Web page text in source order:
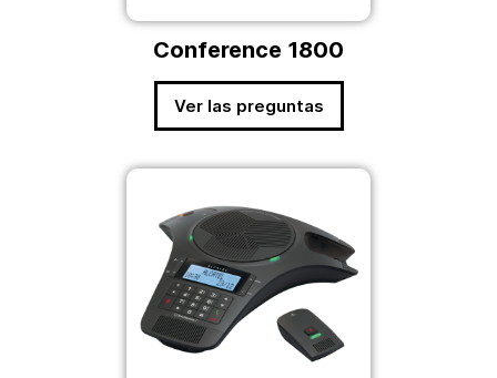
Conference 1800
Ver las preguntas